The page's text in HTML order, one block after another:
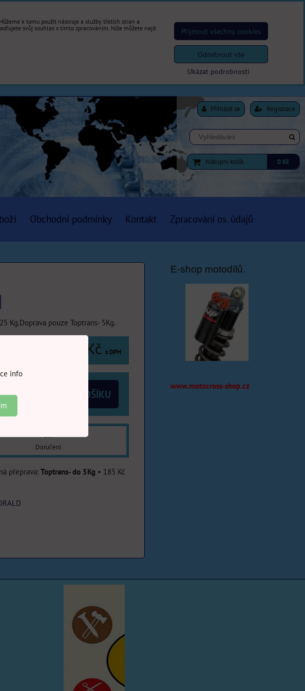
Přihlásit se Registrace
Nákupní košík 0 Kč
Obchodní podmínky Kontakt Zpracování os. údajů
Kg.Doprava pouze Toptrans- 5Kg.
1400 Kč s DPH
DO KOŠÍKU
Doručení
Toptrans- do 5Kg • 185 Kč
E-shop motodílů.
www.motocross-shop.cz
k tomu použít nástroje a služby třetích stran a
svůj souhlas s tímto zpracováním. Níže můžete najít
Ukázat podrobnosti
Přijmout všechny cookies
Odmítnout vše
info